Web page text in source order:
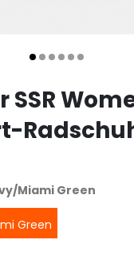
Miami Green
Green